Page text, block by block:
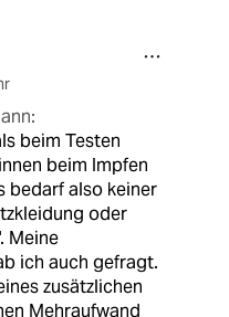
beim Testen
beim Impfen
bedarf also keiner
oder
Meine
ich auch gefragt.
zusätzlichen
Mehraufwand